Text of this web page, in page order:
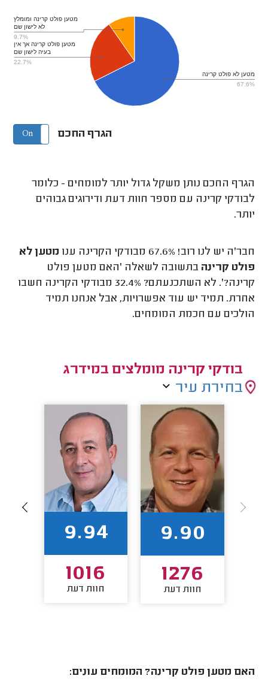
מטען לא פולט קרינה
67.6%
מטען פולט קרינה אך אין
בעיה לישון שם
22.7%
מטען פולט קרינה ומומלץ
לא לישון שם
9.7%
הגרף החכם On Off
הגרף החכם נותן משקל גדול יותר למומחים - כלומר
לבודקי קרינה עם מספר חוות דעת ודירוגים גבוהים
יותר.
חבר'ה יש לנו רוב! 67.6% מבודקי הקרינה ענו
מטען לא
פולט קרינה בתשובה לשאלה 'האם מטען פולט
קרינה?'. לא השתכנעתם? 32.4% מבודקי הקרינה חשבו
אחרת. תמיד יש עוד אפשרויות, אבל אנחנו תמיד
הולכים עם חכמת המומחים.
בודקי קרינה מומלצים במידרג
בחירת עיר
9.90
1276
חוות דעת
9.94
1016
חוות דעת
האם מטען פולט קרינה? המומחים עונים: